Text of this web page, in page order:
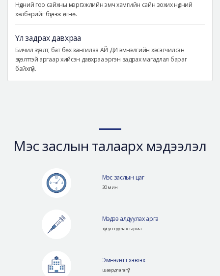
Нүдний гоо сайхны мэргэжлийн эмч хамгийн сайн зохих нүдний
хэлбэрийг бүтээж өгнө.
Үл задрах давхраа
Бичил зүсэлт, бат бөх зангилаа АЙ ДИ эмнэлгийн хэсэгчилсэн
зүсэлттэй аргаар хийсэн давхраа эргэн задрах магадлал бараг
байхгүй.
Мэс заслын талаарх мэдээлэл
Мэс заслын цаг
30 мин
Мэдээ алдуулах арга
түр унтуулах тариа
Эмнэлэгт хэвтэх
шаардлагагүй